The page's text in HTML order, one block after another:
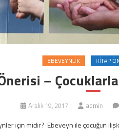
EBEVEYNLIK KITAP
–
Aralık 19, 2017 admin
için midir? Ebeveyn ile çocuğun